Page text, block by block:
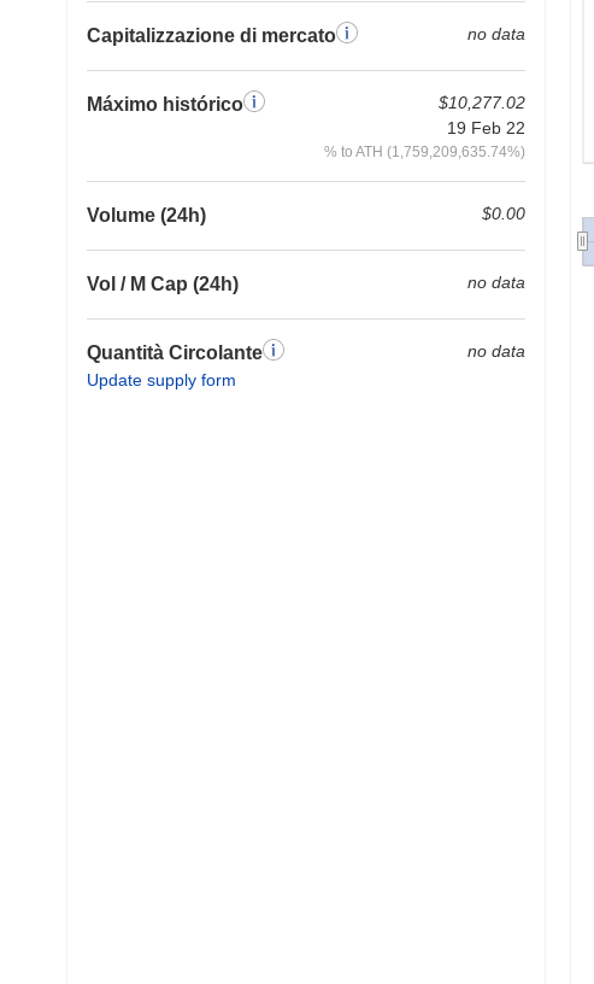
Capitalizzazione di mercato no data
Máximo histórico
$10,277.02
19 Feb 22
% to ATH (1,759,209,635.74%)
Volume (24h) $0.00
Vol / M Cap (24h) no data
Quantità Circolante
Update supply form
no data